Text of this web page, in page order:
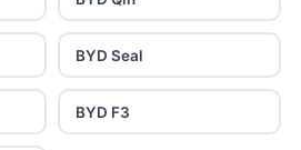
BYD Seal
BYD F3